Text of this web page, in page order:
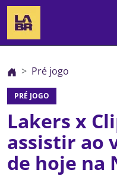
Pré jogo
PRÉ JOGO
Lakers x
assistir ao
de hoje na